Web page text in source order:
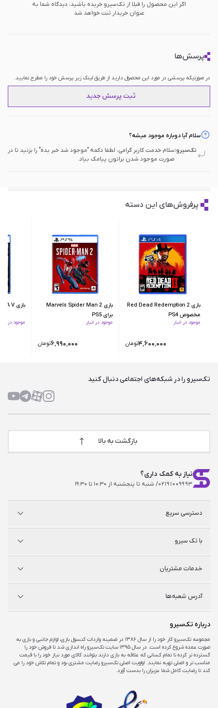
اگر این محصول را قبلا از تک‌سیرو خریده باشید، دیدگاه شما به
عنوان خریدار ثبت خواهد شد
پرسش‌ها
در صورتیکه پرسشی در مورد این محصول دارید از طریق لینک زیر پرسش خود را مطرح نمایید.
ثبت پرسش جدید
سلام آیا دوباره موجود میشه؟
تک‌سیرو:سلام خدمت کاربر گرامی، لطفا دکمه "موجود شد خبر بده" را بزنید تا در
صورت موجود شدن براتون پیامک بیاد.
پرفروش‌های این دسته
بازی Red Dead Redemption 2
مخصوص PS4
موجود در انبار
۴٬۶۰۰٬۰۰۰تومان
بازی Marvels Spider Man 2
برای PS5
موجود در انبار
۶٬۹۹۰٬۰۰۰تومان
بازی GTA V برای PS5
موجود در
تک‌سیرو را در شبکه‌های اجتماعی دنبال کنید
نیاز به کمک داری؟
۰۲۱۹۱۰۰۹۹۹۳/ شنبه تا پنجشنبه از ۱۰:۳۰ تا ۱۹:۳۰
بازگشت به بالا
دسترسی سریع
ایکس‌باکس
شگفت سیرو
با تک سیرو
راه‌های ارتباطی
مجله خبری
خدمات مشتریان
راهنمای اکانت‌ها
شرایط و قوانین
آدرس شعبه‌ها
شعبه مرکزی
شعبه چارسو
تهران، خیابان جمهوری، تقاطع حافظ، پاساژ چارسو، طبقه منفی یک، پلاک A۴۸
شعبه اپال
درباره تک‌سیرو
مجموعه تک‌سیرو کار خود را از سال ۱۳۸۶ در ضمینه واردات کنسول بازی، لوازم جانبی و بازی به
صورت عمده شروع کرده است. در سال ۱۳۹۵ سایت تک‌سیرو راه اندازی شد تا فروش خود را
گسترده تر کرده تا تمام کسانی که علاقه به بازی دارند بتوانند کالای مورد نیاز خود را با قیمت
مناسب تر و اصلی تهیه نمایند. اولویت اصلی تک‌سیرو رضایت مشتری بود و تمام تلاش خود را می
کند تا رضایت کامل شما عزیزان را بدست آورد.